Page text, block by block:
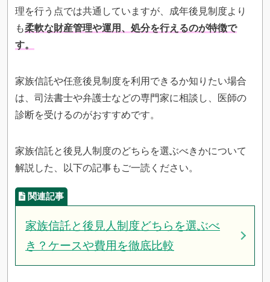
理を行う点では共通していますが、成年後見制度より
も柔軟な財産管理や運用、処分を行えるのが特徴で
す。
家族信託や任意後見制度を利用できるか知りたい場合
は、司法書士や弁護士などの専門家に相談し、医師の
診断を受けるのがおすすめです。
家族信託と後見人制度のどちらを選ぶべきかについて
解説した、以下の記事もご一読ください。
家族信託と後見人制度どちらを選ぶべ
き？ケースや費用を徹底比較